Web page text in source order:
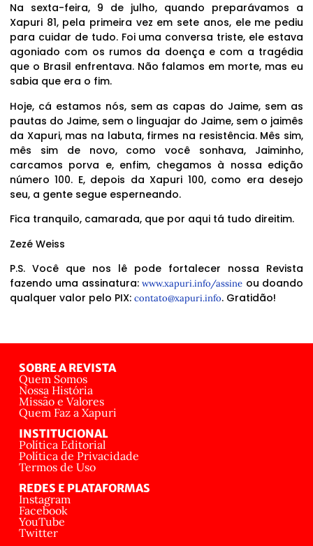
Na sexta-feira, 9 de julho, quando preparávamos a
Xapuri 81, pela primeira vez em sete anos, ele me pediu
para cuidar de tudo. Foi uma conversa triste, ele estava
agoniado com os rumos da doença e com a tragédia
que o Brasil enfrentava. Não falamos em morte, mas eu
sabia que era o fim.
Hoje, cá estamos nós, sem as capas do Jaime, sem as
pautas do Jaime, sem o linguajar do Jaime, sem o jaimês
da Xapuri, mas na labuta, firmes na resistência. Mês sim,
mês sim de novo, como você sonhava, Jaiminho,
carcamos porva e, enfim, chegamos à nossa edição
número 100. E, depois da Xapuri 100, como era desejo
seu, a gente segue esperneando.
Fica tranquilo, camarada, que por aqui tá tudo direitim.
Zezé Weiss
P.S. Você que nos lê pode fortalecer nossa Revista
fazendo uma assinatura:www.xapuri.info/assine ou doando
qualquer valor pelo PIX: contato@xapuri.info. Gratidão!
SOBRE A REVISTA
Quem Somos
Nossa História
Missão e Valores
Quem Faz a Xapuri
INSTITUCIONAL
Política Editorial
Política de Privacidade
Termos de Uso
REDES E PLATAFORMAS
Instagram
Facebook
YouTube
Twitter